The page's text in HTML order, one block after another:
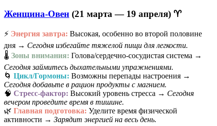
Женщина-Овен (21 марта — 19 апреля) ♈
⚡ Энергия завтра: Высокая, особенно во второй половине
дня → Сегодня избегайте тяжелой пищи для легкости.
🌡️ Зоны внимания: Голова/сердечно-сосудистая система →
Сегодня займитесь дыхательными упражнениями.
🌀 Цикл/Гормоны: Возможны перепады настроения →
Сегодня добавьте в рацион продукты с магнием.
🧠 Стресс-фактор: Высокий уровень стресса → Сегодня
вечером проведите время в тишине.
🌿 Главная подготовка: Уделите время физической
активности → Зарядит энергией на весь день.